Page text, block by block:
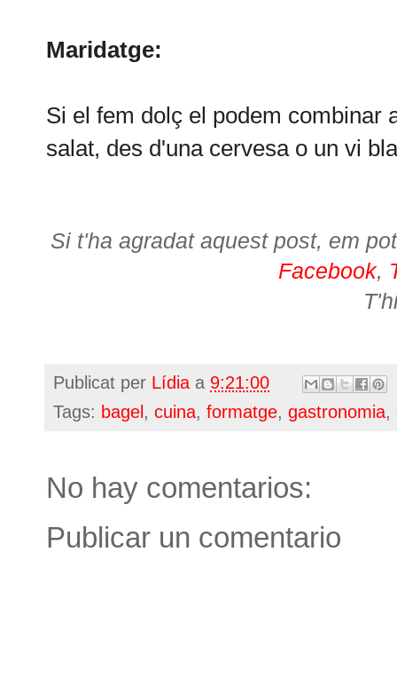
Maridatge:
Si el fem dolç el podem combinar
salat, des d'una cervesa o un vi
Si t'ha agradat aquest post, em
Facebook,
Publicat per Lídia a 9:21:00
Tags: bagel , cuina, formatge, gastronomia,
No hay comentarios:
Publicar un comentario